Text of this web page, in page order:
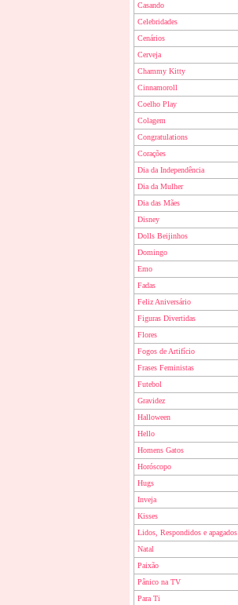
Casando
Celebridades
Cenários
Cerveja
Chammy Kitty
Cinnamoroll
Coelho Play
Colagem
Congratulations
Corações
Dia da Independência
Dia da Mulher
Dia das Mães
Disney
Dolls Beijinhos
Domingo
Emo
Fadas
Feliz Aniversário
Figuras Divertidas
Flores
Fogos de Artifício
Frases Feministas
Futebol
Gravidez
Halloween
Hello
Homens Gatos
Horóscopo
Hugs
Inveja
Kisses
Lidos, Respondidos e apagados
Natal
Paixão
Pânico na TV
Para Ti